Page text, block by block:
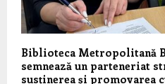
Biblioteca Metropolitană
semnează un parteneriat
susținerea și promovarea